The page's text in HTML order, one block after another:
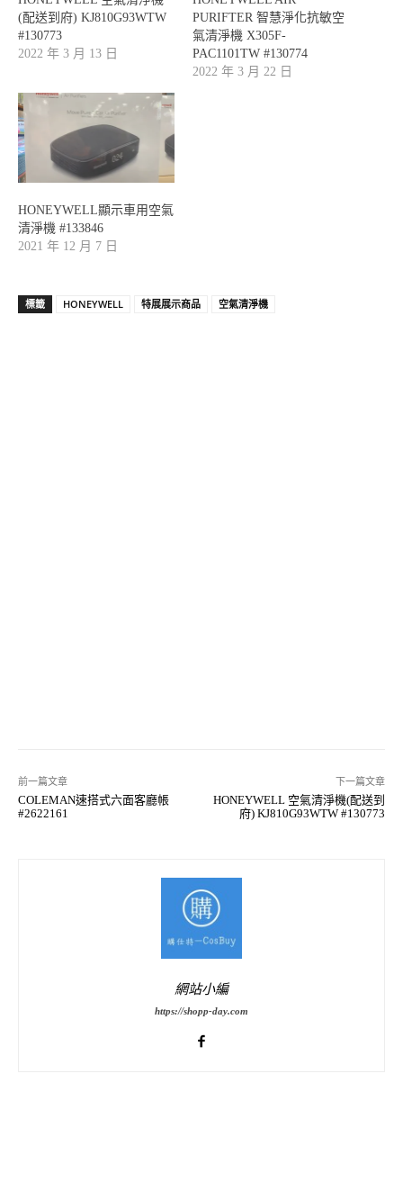
(配送到府) KJ810G93WTW
#130773
2022 年 3 月 13 日
PURIFTER 智慧淨化抗敏空
氣清淨機 X305F-
PAC1101TW #130774
2022 年 3 月 22 日
HONEYWELL顯示車用空氣
清淨機 #133846
2021 年 12 月 7 日
標籤 HONEYWELL 特展展示商品 空氣清淨機
前一篇文章
COLEMAN速搭式六面客廳帳
#2622161
下一篇文章
HONEYWELL 空氣清淨機(配送到
府) KJ810G93WTW #130773
網站小編
https://shopp-day.com